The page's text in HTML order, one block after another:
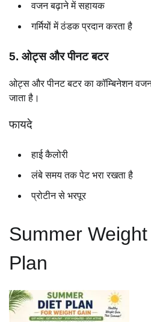
वजन बढ़ाने में सहायक
गर्मियों में ठंडक प्रदान करता है
5. ओट्स और पीनट बटर
ओट्स और पीनट बटर का कॉम्बिनेशन वजन
जाता है।
फायदे
हाई कैलोरी
लंबे समय तक पेट भरा रखता है
प्रोटीन से भरपूर
Summer
Plan